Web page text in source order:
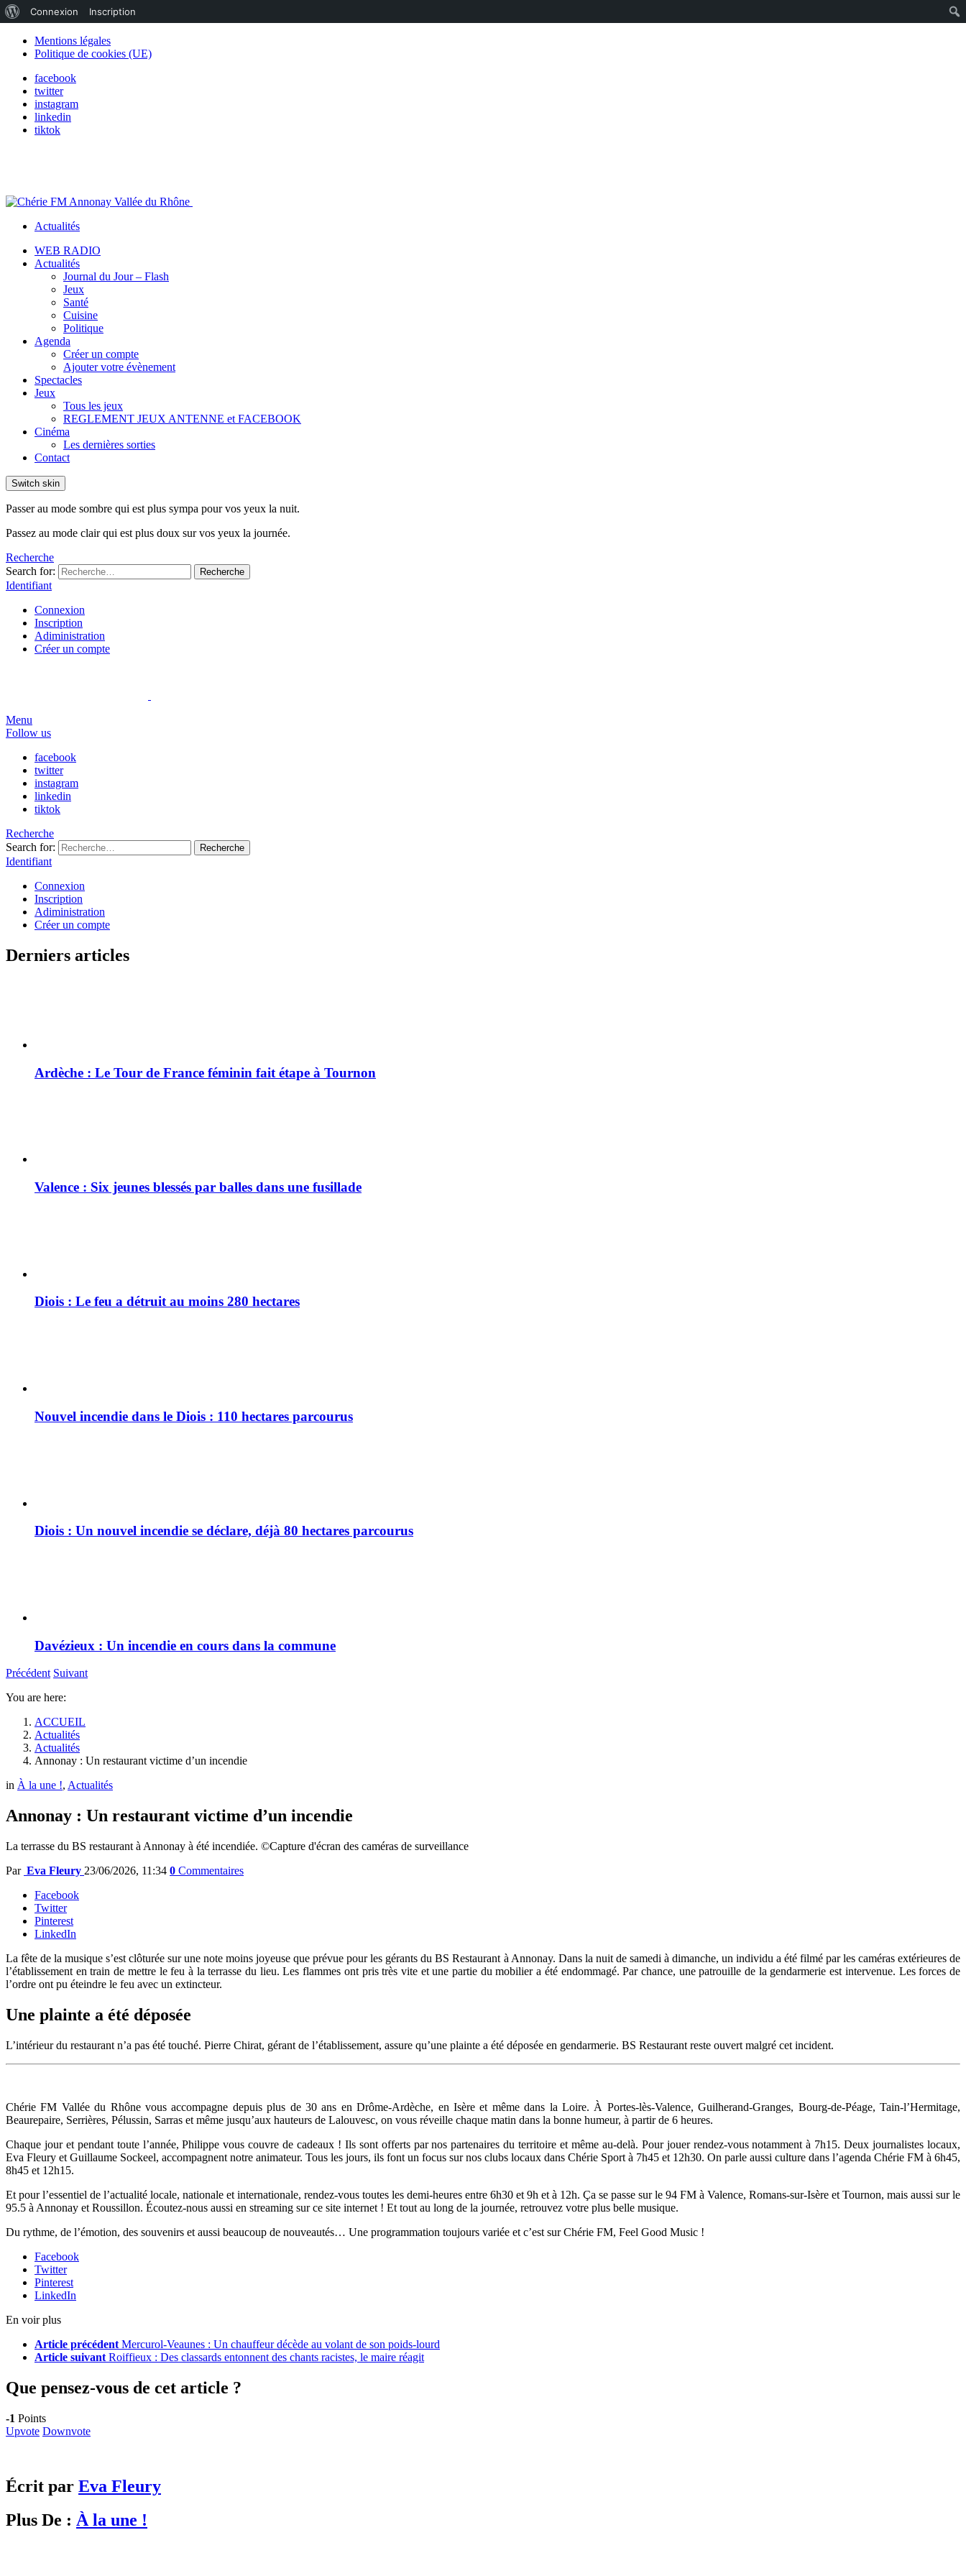
Mentions légales
Politique de cookies (UE)
facebook
twitter
instagram
linkedin
tiktok
Actualités
WEB RADIO
Actualités
Journal du Jour – Flash
Jeux
Santé
Cuisine
Politique
Agenda
Créer un compte
Ajouter votre évènement
Spectacles
Jeux
Tous les jeux
REGLEMENT JEUX ANTENNE et FACEBOOK
Cinéma
Les dernières sorties
Contact
Switch skin
Passer au mode sombre qui est plus sympa pour vos yeux la nuit.
Passez au mode clair qui est plus doux sur vos yeux la journée.
Recherche
Search for:
Recherche
Identifiant
Connexion
Inscription
Adiministration
Créer un compte
Menu
Follow us
facebook
twitter
instagram
linkedin
tiktok
Recherche
Search for:
Recherche
Identifiant
Connexion
Inscription
Adiministration
Créer un compte
Derniers articles
Ardèche : Le Tour de France féminin fait étape à Tournon
Valence : Six jeunes blessés par balles dans une fusillade
Diois : Le feu a détruit au moins 280 hectares
Nouvel incendie dans le Diois : 110 hectares parcourus
Diois : Un nouvel incendie se déclare, déjà 80 hectares parcourus
Davézieux : Un incendie en cours dans la commune
Précédent Suivant
You are here:
ACCUEIL
Actualités
Actualités
Annonay : Un restaurant victime d’un incendie
in À la une !, Actualités
Annonay : Un restaurant victime d’un incendie
La terrasse du BS restaurant à Annonay à été incendiée. ©Capture d'écran des caméras de surveillance
Par Eva Fleury 23/06/2026, 11:34 0 Commentaires
Facebook
Twitter
Pinterest
LinkedIn
La fête de la musique s’est clôturée sur une note moins joyeuse que prévue pour les gérants du BS Restaurant à Annonay. Dans la nuit de samedi à dimanche, un individu a été filmé par les caméras extérieures de
l’établissement en train de mettre le feu à la terrasse du lieu. Les flammes ont pris très vite et une partie du mobilier a été endommagé. Par chance, une patrouille de la gendarmerie est intervenue. Les forces de
l’ordre ont pu éteindre le feu avec un extincteur.
Une plainte a été déposée
L’intérieur du restaurant n’a pas été touché. Pierre Chirat, gérant de l’établissement, assure qu’une plainte a été déposée en gendarmerie. BS Restaurant reste ouvert malgré cet incident.
Chérie FM Vallée du Rhône vous accompagne depuis plus de 30 ans en Drôme-Ardèche, en Isère et même dans la Loire. À Portes-lès-Valence, Guilherand-Granges, Bourg-de-Péage, Tain-l’Hermitage,
Beaurepaire, Serrières, Pélussin, Sarras et même jusqu’aux hauteurs de Lalouvesc, on vous réveille chaque matin dans la bonne humeur, à partir de 6 heures.
Chaque jour et pendant toute l’année, Philippe vous couvre de cadeaux ! Ils sont offerts par nos partenaires du territoire et même au-delà. Pour jouer rendez-vous notamment à 7h15. Deux journalistes locaux,
Eva Fleury et Guillaume Sockeel, accompagnent notre animateur. Tous les jours, ils font un focus sur nos clubs locaux dans Chérie Sport à 7h45 et 12h30. On parle aussi culture dans l’agenda Chérie FM à 6h45,
8h45 et 12h15.
Et pour l’essentiel de l’actualité locale, nationale et internationale, rendez-vous toutes les demi-heures entre 6h30 et 9h et à 12h. Ça se passe sur le 94 FM à Valence, Romans-sur-Isère et Tournon, mais aussi sur le
95.5 à Annonay et Roussillon. Écoutez-nous aussi en streaming sur ce site internet ! Et tout au long de la journée, retrouvez votre plus belle musique.
Du rythme, de l’émotion, des souvenirs et aussi beaucoup de nouveautés… Une programmation toujours variée et c’est sur Chérie FM, Feel Good Music !
Facebook
Twitter
Pinterest
LinkedIn
En voir plus
Article précédent Mercurol-Veaunes : Un chauffeur décède au volant de son poids-lourd
Article suivant Roiffieux : Des classards entonnent des chants racistes, le maire réagit
Que pensez-vous de cet article ?
-1 Points
Upvote Downvote
Écrit par Eva Fleury
Plus De : À la une !
de
WordPress
Connexion Inscription